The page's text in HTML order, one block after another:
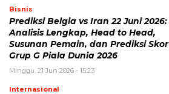
Bisnis
Prediksi Belgia vs Iran 22 Juni 2026:
Analisis Lengkap, Head to Head,
Susunan Pemain, dan Prediksi Skor
Grup G Piala Dunia 2026
Minggu, 21 Jun 2026 - 15:23
Internasional